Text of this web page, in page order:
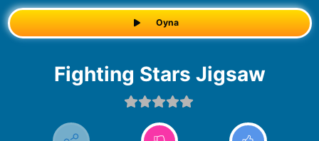
Oyna
Fighting Stars Jigsaw